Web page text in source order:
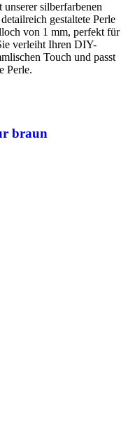
silberfarbenen
gestaltete Perle
von 1 mm, perfekt für
verleiht Ihren DIY-
Touch und passt
Perle.
braun